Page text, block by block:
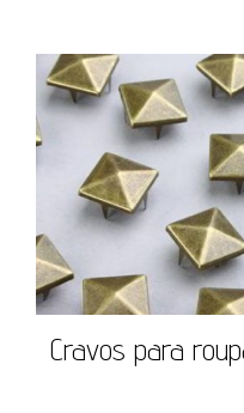
Cravos para